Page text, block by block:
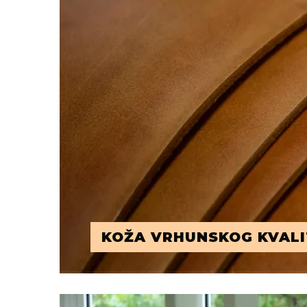
KOŽA VRHUNSKOG